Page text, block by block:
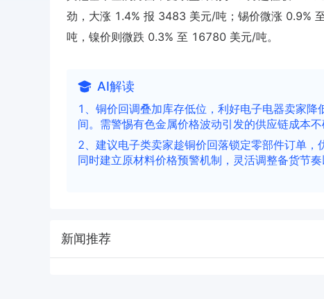
劲，大涨 1.4% 报 3483 美元/吨；锡价微涨 0.9%
吨，镍价则微跌 0.3% 至 16780 美元/吨。
AI解读
1、铜价回调叠加库存低位，利好电子电器卖家
间。需警惕有色金属价格波动引发的供应链成本不
2、建议电子类卖家趁铜价回落锁定零部件订单，
同时建立原材料价格预警机制，灵活调整备货节奏
新闻推荐